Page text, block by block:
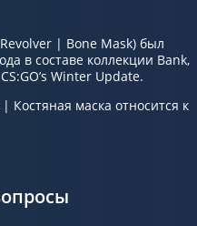
| Bone Mask) был
в составе коллекции Bank,
Winter Update.
маска относится к